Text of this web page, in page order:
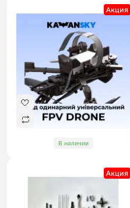
Акция
В наличии
Акция